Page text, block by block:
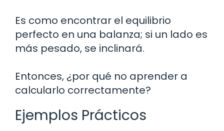
Es como encontrar el equilibrio
perfecto en una balanza; si un lado es
más pesado, se inclinará.
Entonces, ¿por qué no aprender a
calcularlo correctamente?
Ejemplos Prácticos